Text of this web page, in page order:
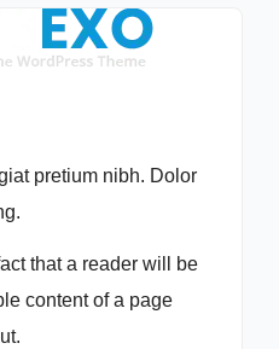
pretium nibh. Dolor
that a reader will be
content of a page